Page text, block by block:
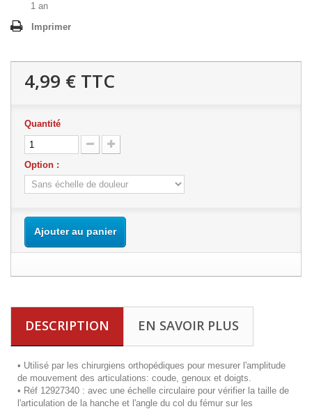
Imprimer
4,99 € TTC
Quantité
Option :
Ajouter au panier
DESCRIPTION EN SAVOIR PLUS
• Utilisé par les chirurgiens orthopédiques pour mesurer l'amplitude
de mouvement des articulations: coude, genoux et doigts.
• Réf 12927340 : avec une échelle circulaire pour vérifier la taille de
l'articulation de la hanche et l'angle du col du fémur sur les